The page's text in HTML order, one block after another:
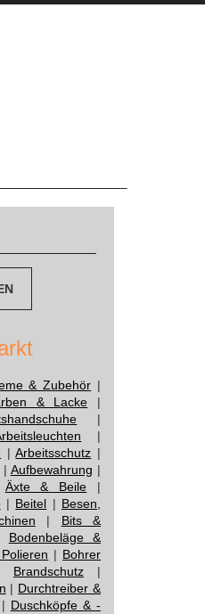
& Zubehör |
& Lacke |
|
|
|Arbeitsschutz |
| Aufbewahrung |
Äxte & Beile |
| Beitel | Besen,
| Bits &
Bodenbeläge &
| Bohrer
Brandschutz |
| Durchtreiber &
| Duschköpfe & -